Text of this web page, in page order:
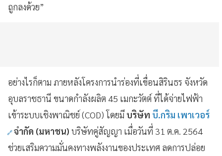
ถูกลงด้วย”
อย่างไรก็ตาม ภายหลังโครงการนำร่องที่เขื่อนสิรินธร จังหวัด
อุบลราชธานี ขนาดกำลังผลิต 45 เมกะวัตต์ ที่ได้จ่ายไฟฟ้า
เข้าระบบเชิงพาณิชย์ (COD) โดยมี บริษัท บี.กริม เพาเวอร์
จำกัด (มหาชน) บริษัทคู่สัญญา เมื่อวันที่ 31 ต.ค. 2564
ช่วยเสริมความมั่นคงทางพลังงานของประเทศ ลดการปล่อย